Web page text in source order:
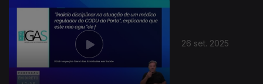
26 set. 2025